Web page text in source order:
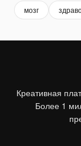
мозг
Креативная
Более 1